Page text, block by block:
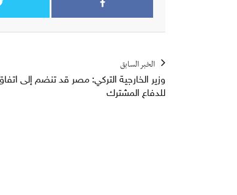
الخبر السابق
وزير الخارجية التركي: مصر قد تنضم إلى
للدفاع المشترك